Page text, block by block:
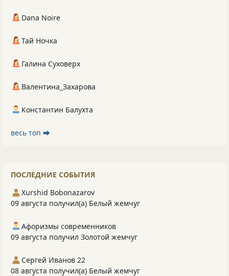
Dana Noire
Тай Ночка
Галина Суховерх
Валентина_Захарова
Константин Балухта
весь топ ⮕
ПОСЛЕДНИЕ СОБЫТИЯ
Xurshid Bobonazarov
09 августа получил(а) Белый жемчуг
Афоризмы современников
09 августа получил Золотой жемчуг
Сергей Иванов 22
08 августа получил(а) Белый жемчуг